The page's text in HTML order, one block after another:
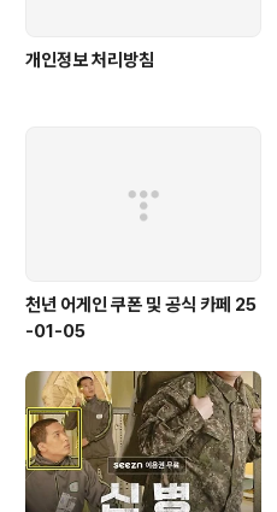
개인정보 처리방침
천년 어게인 쿠폰 및 공식 카페 25
-01-05